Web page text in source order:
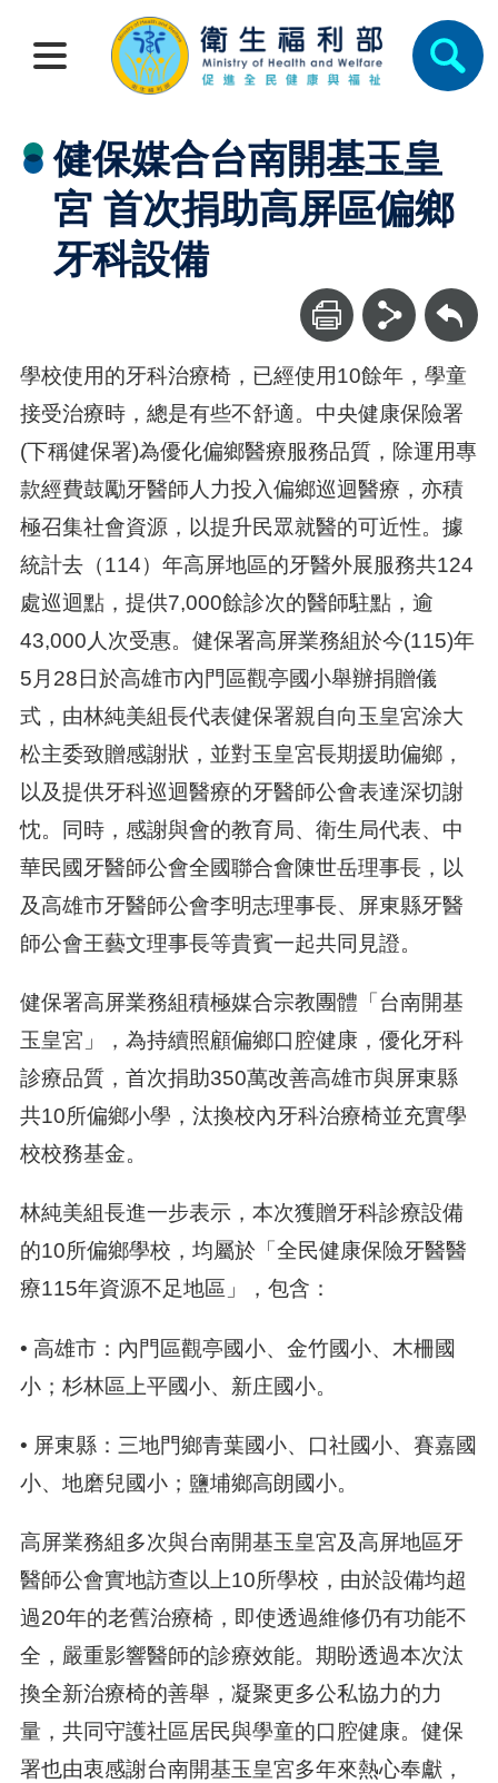
健保媒合台南開基玉皇
宮 首次捐助高屏區偏鄉
牙科設備
回上一頁
學校使用的牙科治療椅，已經使用10餘年，學童
接受治療時，總是有些不舒適。中央健康保險署
(下稱健保署)為優化偏鄉醫療服務品質，除運用專
款經費鼓勵牙醫師人力投入偏鄉巡迴醫療，亦積
極召集社會資源，以提升民眾就醫的可近性。據
統計去（114）年高屏地區的牙醫外展服務共124
處巡迴點，提供7,000餘診次的醫師駐點，逾
43,000人次受惠。健保署高屏業務組於今(115)年
5月28日於高雄市內門區觀亭國小舉辦捐贈儀
式，由林純美組長代表健保署親自向玉皇宮涂大
松主委致贈感謝狀，並對玉皇宮長期援助偏鄉，
以及提供牙科巡迴醫療的牙醫師公會表達深切謝
忱。同時，感謝與會的教育局、衛生局代表、中
華民國牙醫師公會全國聯合會陳世岳理事長，以
及高雄市牙醫師公會李明志理事長、屏東縣牙醫
師公會王藝文理事長等貴賓一起共同見證。
健保署高屏業務組積極媒合宗教團體「台南開基
玉皇宮」，為持續照顧偏鄉口腔健康，優化牙科
診療品質，首次捐助350萬改善高雄市與屏東縣
共10所偏鄉小學，汰換校內牙科治療椅並充實學
校校務基金。
林純美組長進一步表示，本次獲贈牙科診療設備
的10所偏鄉學校，均屬於「全民健康保險牙醫醫
療115年資源不足地區」，包含：
• 高雄市：內門區觀亭國小、金竹國小、木柵國
小；杉林區上平國小、新庄國小。
• 屏東縣：三地門鄉青葉國小、口社國小、賽嘉國
小、地磨兒國小；鹽埔鄉高朗國小。
高屏業務組多次與台南開基玉皇宮及高屏地區牙
醫師公會實地訪查以上10所學校，由於設備均超
過20年的老舊治療椅，即使透過維修仍有功能不
全，嚴重影響醫師的診療效能。期盼透過本次汰
換全新治療椅的善舉，凝聚更多公私協力的力
量，共同守護社區居民與學童的口腔健康。健保
署也由衷感謝台南開基玉皇宮多年來熱心奉獻，